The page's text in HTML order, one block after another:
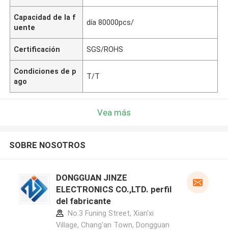
Capacidad de la f
uente
día 80000pcs/
Certificación SGS/ROHS
Condiciones de p
ago
T/T
Vea más
SOBRE NOSOTROS
DONGGUAN JINZE
ELECTRONICS CO.,LTD. perfil
del fabricante
No.3 Funing Street, Xian'xi
Village, Chang'an Town, Dongguan